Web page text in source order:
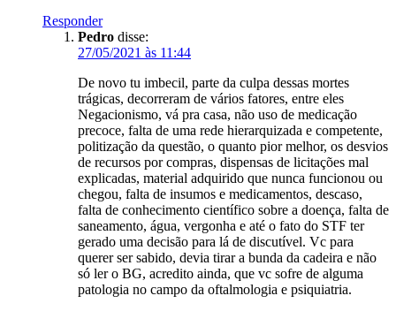
Responder
Pedro disse:
27/05/2021 às 11:44
De novo tu imbecil, parte da culpa dessas mortes
trágicas, decorreram de vários fatores, entre eles
Negacionismo, vá pra casa, não uso de medicação
precoce, falta de uma rede hierarquizada e competente,
politização da questão, o quanto pior melhor, os desvios
de recursos por compras, dispensas de licitações mal
explicadas, material adquirido que nunca funcionou ou
chegou, falta de insumos e medicamentos, descaso,
falta de conhecimento científico sobre a doença, falta de
saneamento, água, vergonha e até o fato do STF ter
gerado uma decisão para lá de discutível. Vc para
querer ser sabido, devia tirar a bunda da cadeira e não
só ler o BG, acredito ainda, que vc sofre de alguma
patologia no campo da oftalmologia e psiquiatria.